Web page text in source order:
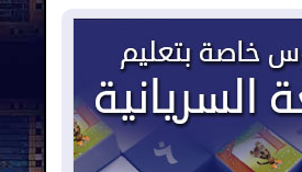
العراق يؤكد مجدداً التزامه
على الدول المجاورة
العجز والاقتراض يطوقان
المالية العراقية.. اقتراض يتجاوز 3 تريليونات